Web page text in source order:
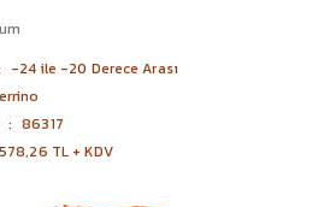
-24 ile -20 Derece Arası
86317
TL + KDV